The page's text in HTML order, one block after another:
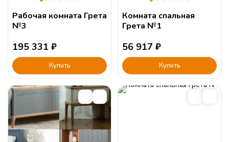
Рабочая комната Грета
№3
195 331 ₽
Купить
Комната спальная
Грета №1
56 917 ₽
Купить